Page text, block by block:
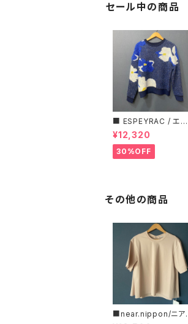
セール中の商品
■ ESPEYRAC / エス
ぺラック ■ フラワーモ
チーフニット■YELLO
W & NAVY■ 超カワイ
イ！
¥12,320
30%OFF
その他の商品
■near.nippon/ニア